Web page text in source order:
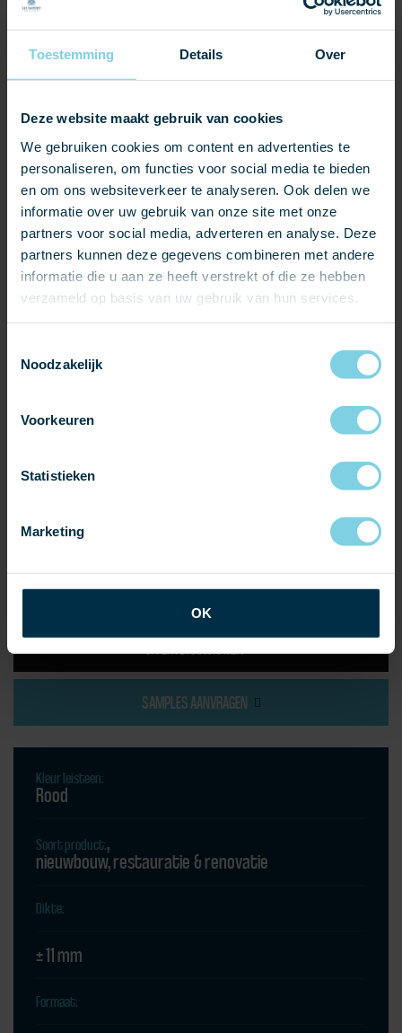
Toestemming Details Over
Deze website maakt gebruik van cookies
We gebruiken cookies om content en advertenties te
personaliseren, om functies voor social media te bieden
en om ons websiteverkeer te analyseren. Ook delen we
informatie over uw gebruik van onze site met onze
partners voor social media, adverteren en analyse. Deze
partners kunnen deze gegevens combineren met andere
informatie die u aan ze heeft verstrekt of die ze hebben
verzameld op basis van uw gebruik van hun services.
Noodzakelijk
Voorkeuren
Statistieken
Marketing
OK
baksteenproductie.
ontstaan zonder kunstmatige lak of gekleurd zand. In
door controle van de ovenatmosfeer. Deze natuurlijke
leipan, waardoor de Dreadnought leipannen een unieke
kwaliteit hebben die de uitstraling van elk dak verbetert.
OFFERTE AANVRAGEN
SAMPLES AANVRAGEN
Kleur leisteen:
Rood
Soort product:
nieuwbouw restauratie renovatie
Dikte:
± 11 mm
Formaat: